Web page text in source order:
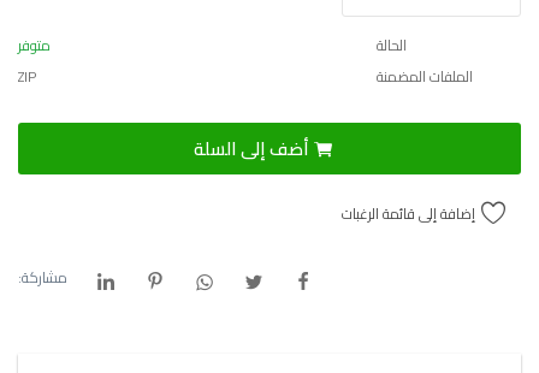
الحالة
متوفر
الملفات المضمنة
ZIP
أضف إلى السلة
إضافة إلى قائمة الرغبات
مشاركة: